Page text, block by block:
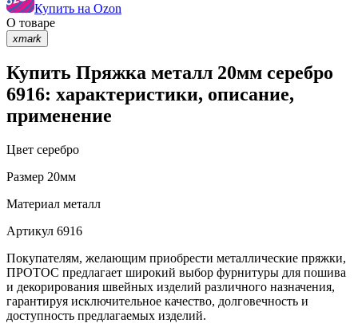
Купить на Ozon
О товаре
xmark
Купить Пряжка металл 20мм серебро
6916: характеристики, описание,
применение
Цвет серебро
Размер 20мм
Материал металл
Артикул 6916
Покупателям, желающим приобрести металлические пряжки,
ПРОТОС предлагает широкий выбор фурнитуры для пошива
и декорирования швейных изделий различного назначения,
гарантируя исключительное качество, долговечность и
доступность предлагаемых изделий.